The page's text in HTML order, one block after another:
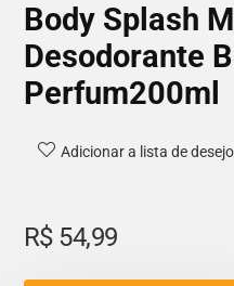
Body Splash
Desodorante
Perfum200ml
Adicionar a lista de
R$54,99